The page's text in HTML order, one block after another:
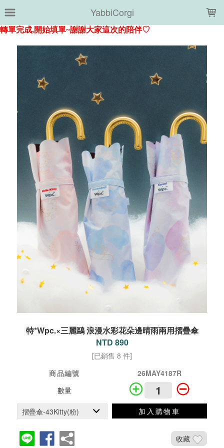
YabbiCorgi
特*Wpc.×三麗鷗 浪漫水彩花朵邊晴雨兩用摺疊傘
NTD 890
[已銷售 8 件]
商品編號
26MAY4187R
數量
加入購物車
收藏